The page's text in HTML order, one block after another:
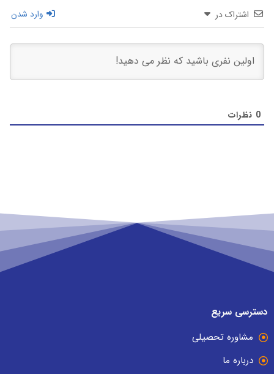
اشتراک در وارد شدن
0 نظرات
دسترسی سریع
مشاوره تحصیلی
درباره ما